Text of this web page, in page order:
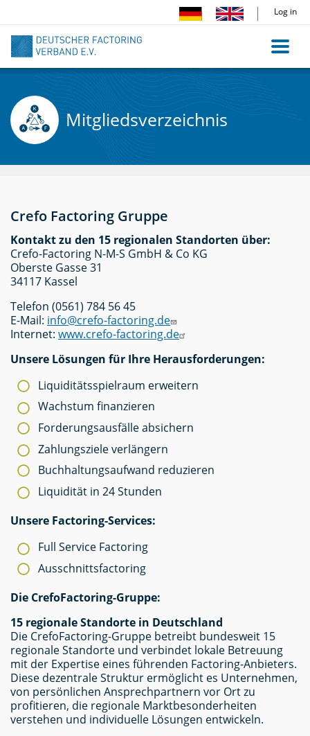
main
content
Log in
Mitgliedsverzeichnis
Crefo Factoring Gruppe
Kontakt zu den 15 regionalen Standorten über:
Crefo-Factoring N-M-S GmbH & Co KG
Oberste Gasse 31
34117 Kassel
Telefon (0561) 784 56 45
E-Mail: info@crefo-factoring.de
Internet: www.crefo-factoring.de
Unsere Lösungen für Ihre Herausforderungen:
Liquiditätsspielraum erweitern
Wachstum finanzieren
Forderungsausfälle absichern
Zahlungsziele verlängern
Buchhaltungsaufwand reduzieren
Liquidität in 24 Stunden
Unsere Factoring-Services:
Full Service Factoring
Ausschnittsfactoring
Die CrefoFactoring-Gruppe:
15 regionale Standorte in Deutschland
Die CrefoFactoring-Gruppe betreibt bundesweit 15
regionale Standorte und verbindet lokale Betreuung
mit der Expertise eines führenden Factoring-Anbieters.
Diese dezentrale Struktur ermöglicht es Unternehmen,
von persönlichen Ansprechpartnern vor Ort zu
profitieren, die regionale Marktbesonderheiten
verstehen und individuelle Lösungen entwickeln.